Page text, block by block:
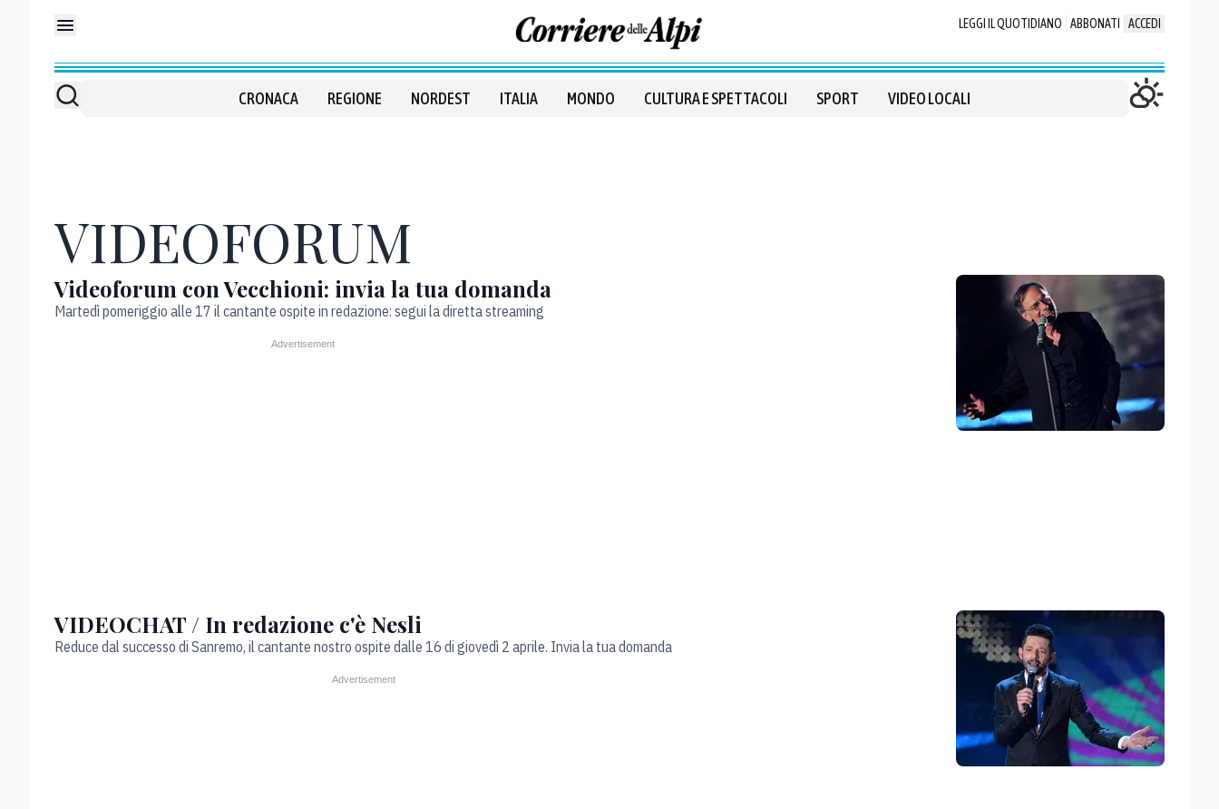
LEGGI IL QUOTIDIANO ABBONATI ACCEDI
CRONACA REGIONE NORDEST ITALIA MONDO CULTURA E SPETTACOLI SPORT VIDEO LOCALI
VIDEOFORUM
Videoforum con Vecchioni: invia la tua domanda
Martedì pomeriggio alle 17 il cantante ospite in redazione: segui la diretta streaming
VIDEOCHAT / In redazione c'è Nesli
Reduce dal successo di Sanremo, il cantante nostro ospite dalle 16 di giovedì 2 aprile. Invia la tua domanda